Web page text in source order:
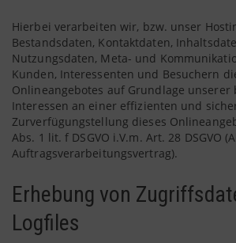
Hierbei verarbeiten wir, bzw. unser
Bestandsdaten, Kontaktdaten,
Nutzungsdaten, Meta- und
Kunden, Interessenten und Besuchern
Onlineangebotes auf Grundlage unserer
Interessen an einer effizienten und
Zurverfügungstellung dieses
Abs. 1 lit. f DSGVO i.V.m. Art. 28 DSGVO
Auftragsverarbeitungsvertrag).
Erhebung von
Logfiles